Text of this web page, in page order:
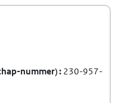
nummer) 230-957-